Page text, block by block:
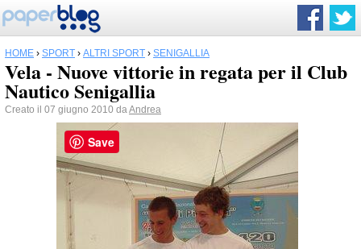
HOME › SPORT › ALTRI SPORT › SENIGALLIA
Vela - Nuove vittorie in regata per il Club
Nautico Senigallia
Creato il 07 giugno 2010 daAndrea
Save